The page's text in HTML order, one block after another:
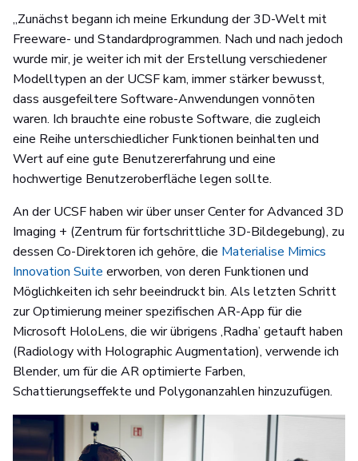
„Zunächst begann ich meine Erkundung der 3D-Welt mit
Freeware- und Standardprogrammen. Nach und nach jedoch
wurde mir, je weiter ich mit der Erstellung verschiedener
Modelltypen an der UCSF kam, immer stärker bewusst,
dass ausgefeiltere Software-Anwendungen vonnöten
waren. Ich brauchte eine robuste Software, die zugleich
eine Reihe unterschiedlicher Funktionen beinhalten und
Wert auf eine gute Benutzererfahrung und eine
hochwertige Benutzeroberfläche legen sollte.
An der UCSF haben wir über unser Center for Advanced 3D
Imaging + (Zentrum für fortschrittliche 3D-Bildegebung), zu
dessen Co-Direktoren ich gehöre, die Materialise Mimics
Innovation Suite erworben, von deren Funktionen und
Möglichkeiten ich sehr beeindruckt bin. Als letzten Schritt
zur Optimierung meiner spezifischen AR-App für die
Microsoft HoloLens, die wir übrigens ‚Radha’ getauft haben
(Radiology with Holographic Augmentation), verwende ich
Blender, um für die AR optimierte Farben,
Schattierungseffekte und Polygonanzahlen hinzuzufügen.